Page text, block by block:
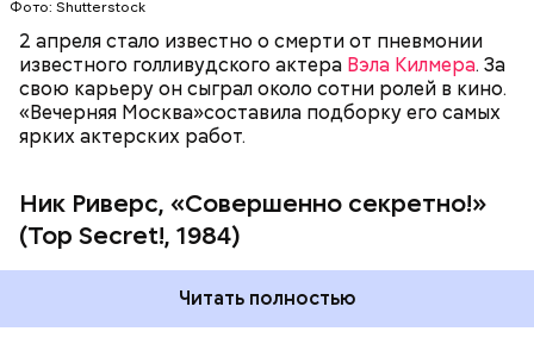
Фото: Shutterstock
2 апреля стало известно о смерти от пневмонии
известного голливудского актера Вэла Килмера. За
свою карьеру он сыграл около сотни ролей в кино.
«Вечерняя Москва»составила подборку его самых
ярких актерских работ.
Ник Риверс, «Совершенно секретно!»
(Top Secret!, 1984)
Фото: «Совершенно секретно!» (Top Secret!, 1984)
Читать полностью
Довольно разноплановым получился диск
"Dynamite" (2005), в котором традиционный фанк
подборку самых популярных композиций
Jamiroquai.